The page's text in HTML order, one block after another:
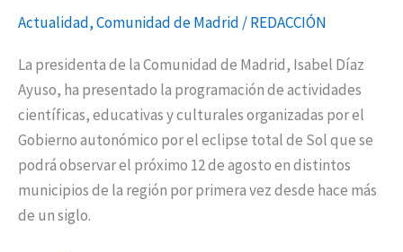
Actualidad,Comunidad de Madrid /REDACCIÓN
La presidenta de la Comunidad de Madrid, Isabel Díaz
Ayuso, ha presentado la programación de actividades
científicas, educativas y culturales organizadas por el
Gobierno autonómico por el eclipse total de Sol que se
podrá observar el próximo 12 de agosto en distintos
municipios de la región por primera vez desde hace más
de un siglo.